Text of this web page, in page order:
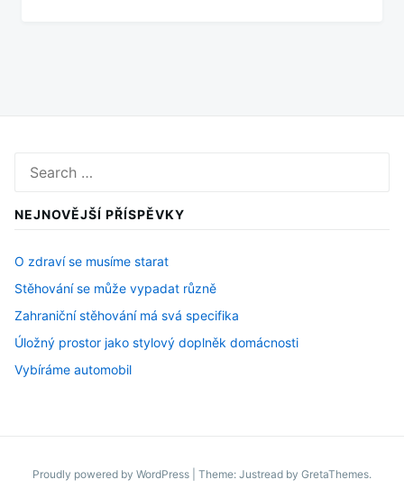
for:
NEJNOVĚJŠÍ PŘÍSPĚVKY
O zdraví se musíme starat
Stěhování se může vypadat různě
Zahraniční stěhování má svá specifika
Úložný prostor jako stylový doplněk domácnosti
Vybíráme automobil
Proudly powered by WordPress Theme: Justread by GretaThemes.